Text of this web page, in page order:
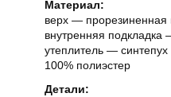
Материал:
верх — прорезиненная
внутренняя
утеплитель — синтепух
100% полиэстер
Детали: